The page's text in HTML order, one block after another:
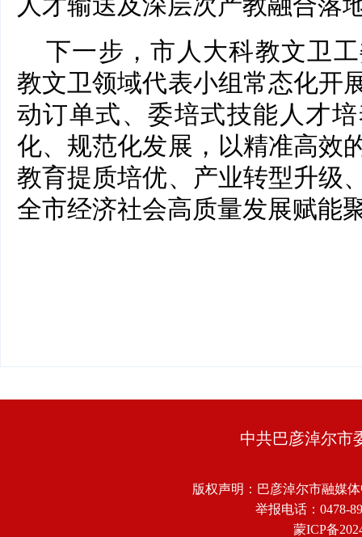
人才输送及深层次产教融合落
下一步，市人大科教文卫
教文卫领域代表小组常态化开
动订单式、委培式技能人才
化、规范化发展，以精准高效
教育提质培优、产业转型升级
全市经济社会高质量发展赋能
中共巴彦淖尔市
版权声明：巴彦淖尔市融媒
举报电话：0478-
蒙ICP备